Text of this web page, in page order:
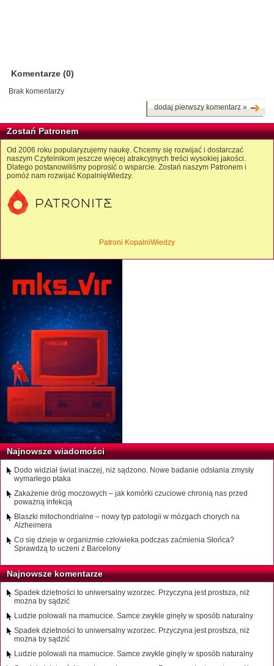
Komentarze (0)
Brak komentarzy
dodaj pierwszy komentarz »
Zostań Patronem
Od 2006 roku popularyzujemy naukę. Chcemy się rozwijać i dostarczać
naszym Czytelnikom jeszcze więcej atrakcyjnych treści wysokiej jakości.
Dlatego postanowiliśmy poprosić o wsparcie. Zostań naszym Patronem i
pomóż nam rozwijać KopalnięWiedzy.
Patroni KopalniWiedzy
Najnowsze wiadomości
Dodo widział świat inaczej, niż sądzono. Nowe badanie odsłania zmysły
wymarłego ptaka
Zakażenie dróg moczowych – jak komórki czuciowe chronią nas przed
poważną infekcją
Blaszki mitochondrialne – nowy typ patologii w mózgach chorych na
Alzheimera
Co się dzieje w organizmie człowieka podczas zaćmienia Słońca?
Sprawdzą to uczeni z Barcelony
Najnowsze komentarze
Spadek dzietności to uniwersalny wzorzec. Przyczyna jest prostsza, niż
można by sądzić
Ludzie polowali na mamucice. Samce zwykle ginęły w sposób naturalny
Spadek dzietności to uniwersalny wzorzec. Przyczyna jest prostsza, niż
można by sądzić
Ludzie polowali na mamucice. Samce zwykle ginęły w sposób naturalny